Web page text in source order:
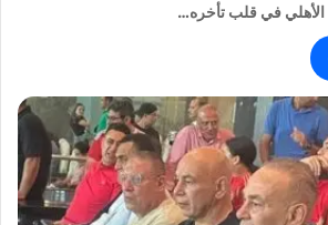
الأهلي في قلب تأخره…